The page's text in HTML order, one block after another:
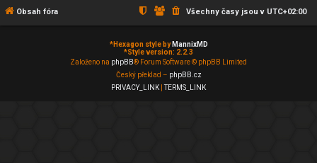
Obsah fóra Všechny časy jsou v UTC+02:00
*Hexagon style by MannixMD
*Style version: 2.2.3
Založeno na phpBB® Forum Software © phpBB Limited
Český překlad – phpBB.cz
PRIVACY_LINK |TERMS_LINK